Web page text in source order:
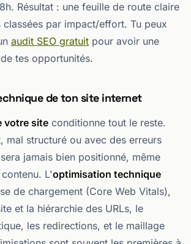
Résultat : une feuille de route claire
classées par impact/effort. Tu peux
audit SEO gratuit pour avoir une
tes opportunités.
de ton site internet
votre site conditionne tout le reste.
mal structuré ou avec des erreurs
jamais bien positionné, même
L'optimisation technique
de chargement (Core Web Vitals),
et la hiérarchie des URLs, le
les redirections, et le maillage